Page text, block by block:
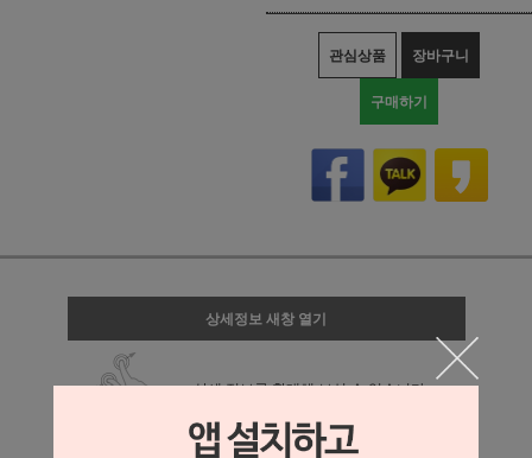
관심상품 장바구니
구매하기
상세정보 새창 열기
상세 정보를 확대해 보실 수 있습니다.